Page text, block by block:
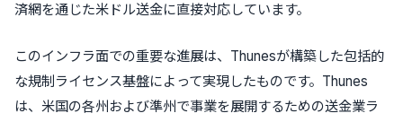
済網を通じた米ドル送金に直接対応しています。
このインフラ面での重要な進展は、Thunesが構築した包括的
な規制ライセンス基盤によって実現したものです。Thunes
は、米国の各州および準州で事業を展開するための送金業ラ